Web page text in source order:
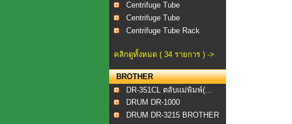
Centrifuge Tube
Centrifuge Tube
Centrifuge Tube Rack
คลิกดูทั้งหมด ( 34 รายการ ) ->
BROTHER
DR-351CL ตลับแม่พิมพ์(...
DRUM DR-1000
DRUM DR-3215 BROTHER